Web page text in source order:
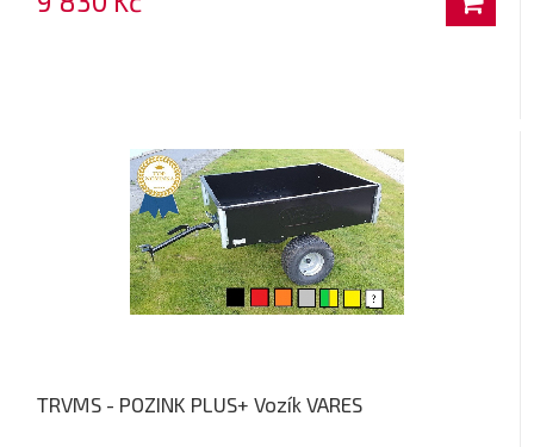
TRVMS - POZINK PLUS+ Vozík VARES